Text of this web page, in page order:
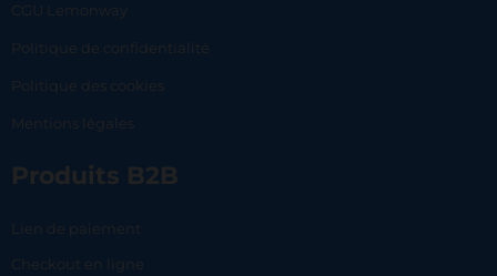
CGU Lemonway
Politique de confidentialité
Politique des cookies
Mentions légales
Produits B2B
Lien de paiement
Checkout en ligne